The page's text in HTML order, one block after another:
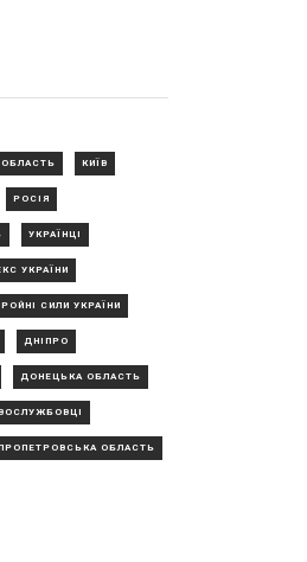
ОБЛАСТЬ КИЇВ
РОСІЯ
УКРАЇНЦІ
УКРАЇНИ
СИЛИ УКРАЇНИ
ДНІПРО
ДОНЕЦЬКА ОБЛАСТЬ
ОБЛАСТЬ